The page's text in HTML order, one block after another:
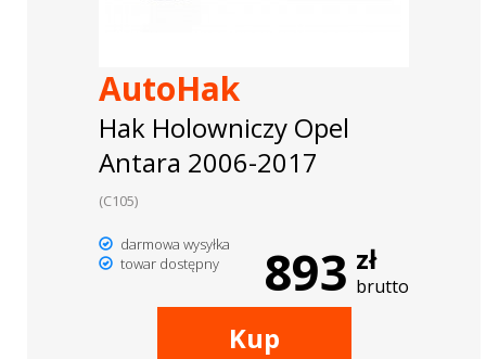
AutoHak
Hak Holowniczy Opel
Antara 2006-2017
(C105)
darmowa wysyłka
towar dostępny
893 zł
brutto
Kup